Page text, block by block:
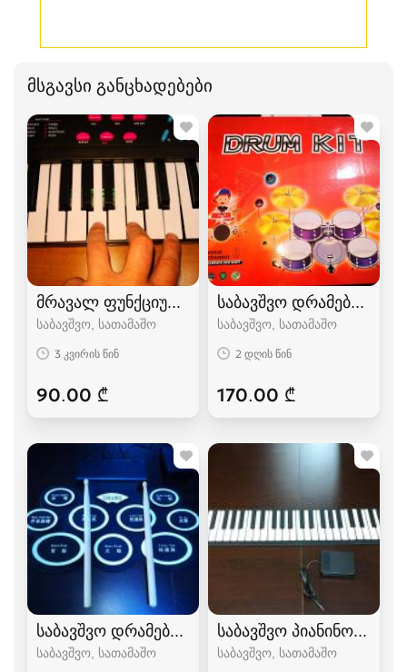
მსგავსი განცხადებები
მრავალ ფუნქციური პიანინო ბავშვებისთვის.
საბავშვო, სათამაშო
3 კვირის წინ
90.00 ₾
საბავშვო დრამები,
საბავშვო, სათამაშო
2 დღის წინ
170.00 ₾
საბავშვო დრამები.კარგი ხარისხის
საბავშვო, სათამაშო
საბავშვო პიანინო
საბავშვო, სათამაშო